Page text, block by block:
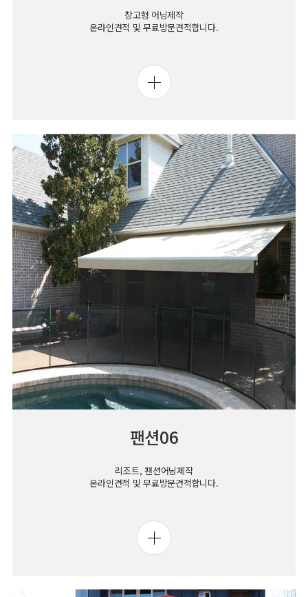
창고형 어닝제작
온라인견적 및 무료방문견적합니다.
팬션06
리조트, 팬션어닝제작
온라인견적 및 무료방문견적합니다.